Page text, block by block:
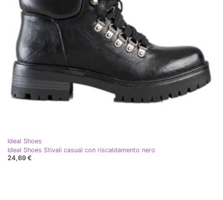
Ideal Shoes
Ideal Shoes Stivali casual con riscaldamento nero
24,69 €